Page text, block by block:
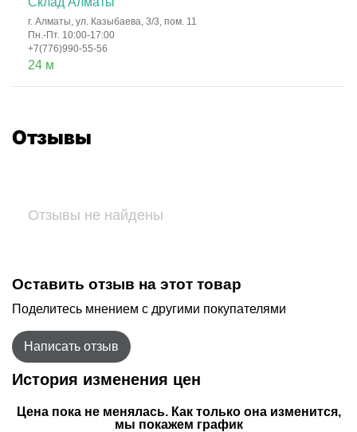
г. Алматы, ул. Казыбаева, 3/3, пом. 11
Пн.-Пт. 10:00-17:00
+7(776)990-55-56
24 м
Отзывы
Отзывы не найдены
Оставить отзыв на этот товар
Поделитесь мнением с другими покупателями
Написать отзыв
История изменения цен
Цена пока не менялась. Как только она изменится,
мы покажем график